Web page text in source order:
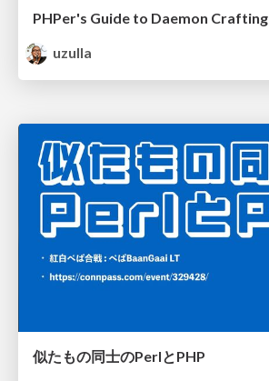
uzulla
似たもの同士のPerlとPHP